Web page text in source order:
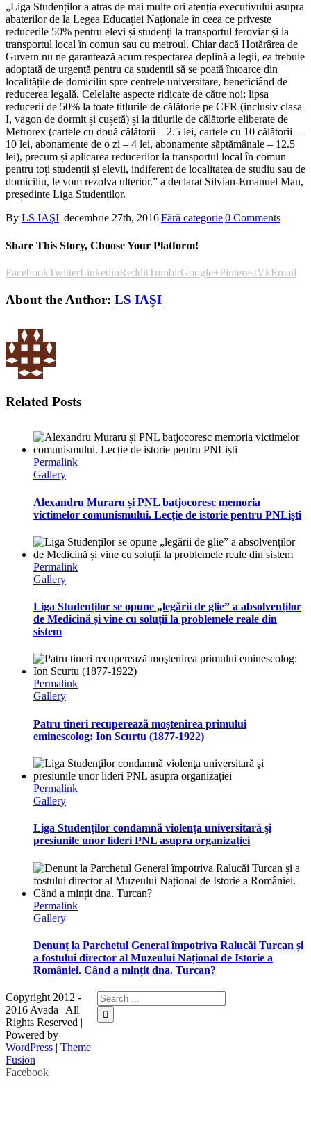
„Liga Studenților a atras de mai multe ori atenția executivului asupra
abaterilor de la Legea Educației Naționale în ceea ce privește
reducerile 50% pentru elevi și studenți la transportul feroviar și la
transportul local în comun sau cu metroul. Chiar dacă Hotărârea de
Guvern nu ne garantează acum respectarea deplină a legii, ea trebuie
adoptată de urgență pentru ca studenții să se poată întoarce din
localitățile de domiciliu spre centrele universitare, beneficiând de
reducerea legală. Celelalte aspecte ridicate de către noi: lipsa
reducerii de 50% la toate titlurile de călătorie pe CFR (inclusiv clasa
I, vagon de dormit și cușetă) și la titlurile de călătorie eliberate de
Metrorex (cartele cu două călătorii – 2.5 lei, cartele cu 10 călătorii –
10 lei, abonamente de o zi – 4 lei, abonamente săptămânale – 12.5
lei), precum și aplicarea reducerilor la transportul local în comun
pentru toți studenții și elevii, indiferent de localitatea de studiu sau de
domiciliu, le vom rezolva ulterior.” a declarat Silvian-Emanuel Man,
președinte Liga Studenților.
By LS IAŞI| decembrie 27th, 2016|Fără categorie|0 Comments
Share This Story, Choose Your Platform!
FacebookTwitterLinkedinRedditTumblrGoogle+PinterestVkEmail
About the Author: LS IAŞI
Related Posts
Permalink
Gallery
Alexandru Muraru și PNL batjocoresc memoria
victimelor comunismului. Lecție de istorie pentru PNLiști
Permalink
Gallery
Liga Studenților se opune „legării de glie” a absolvenților
de Medicină și vine cu soluții la problemele reale din
sistem
Permalink
Gallery
Patru tineri recuperează moştenirea primului
eminescolog: Ion Scurtu (1877-1922)
Permalink
Gallery
Liga Studenţilor condamnă violenţa universitară şi
presiunile unor lideri PNL asupra organizației
Permalink
Gallery
Denunț la Parchetul General împotriva Ralucăi Turcan și
a fostului director al Muzeului Național de Istorie a
României. Când a mințit dna. Turcan?
Copyright 2012 -
2016 Avada | All
Rights Reserved |
Powered by
WordPress | Theme
Fusion
Facebook